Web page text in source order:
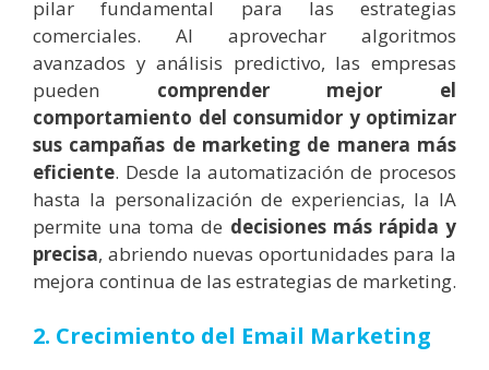
pilar fundamental para las estrategias
comerciales. Al aprovechar algoritmos
avanzados y análisis predictivo, las empresas
pueden comprender mejor el
comportamiento del consumidor y optimizar
sus campañas de marketing de manera más
eficiente. Desde la automatización de procesos
hasta la personalización de experiencias, la IA
permite una toma de decisiones más rápida y
precisa, abriendo nuevas oportunidades para la
mejora continua de las estrategias de marketing.
2. Crecimiento del Email Marketing